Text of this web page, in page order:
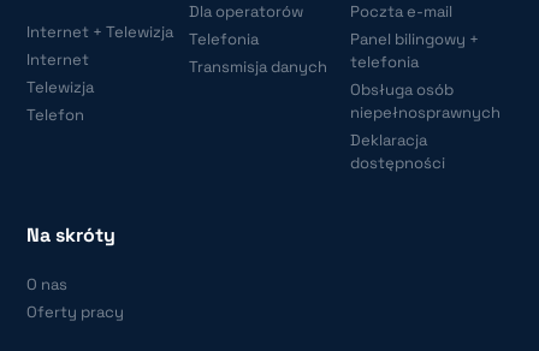
Internet + Telewizja
Internet
Telewizja
Telefon
Dla operatorów
Telefonia
Transmisja danych
Poczta e-mail
Panel bilingowy +
telefonia
Obsługa osób
niepełnosprawnych
Deklaracja
dostępności
Na skróty
O nas
Oferty pracy